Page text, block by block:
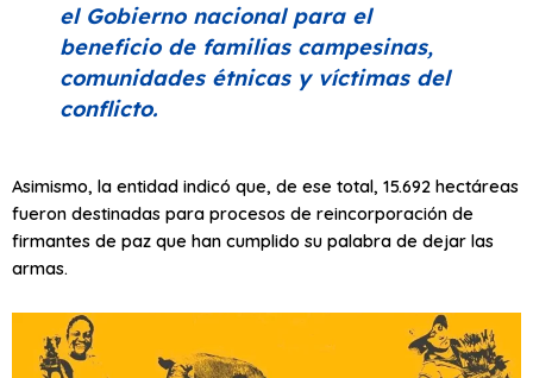
el Gobierno nacional para el
beneficio de familias campesinas,
comunidades étnicas y víctimas del
conflicto.
Asimismo, la entidad indicó que, de ese total, 15.692 hectáreas
fueron destinadas para procesos de reincorporación de
firmantes de paz que han cumplido su palabra de dejar las
armas.